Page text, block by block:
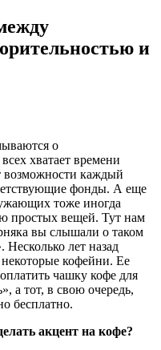
и
о
хватает времени
возможности каждый
фонды. А еще
тоже иногда
простых вещей. Тут нам
вы слышали о таком
лет назад
кофейни. Ее
чашку кофе для
а тот, в свою очередь,
бесплатно.
акцент на кофе?